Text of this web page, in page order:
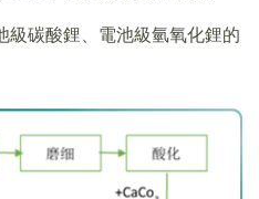
級碳酸鋰、電池級氫氧化鋰的